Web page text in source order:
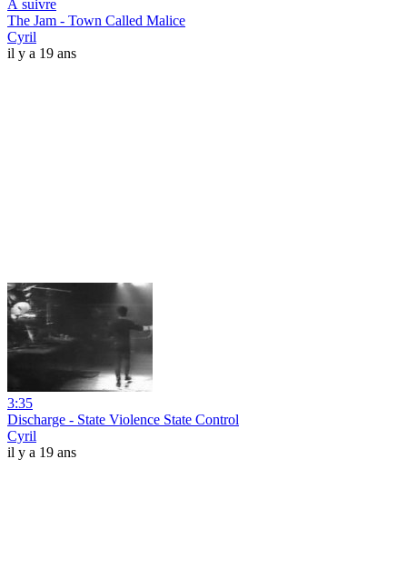
À suivre
The Jam - Town Called Malice
Cyril
il y a 19 ans
3:35
Discharge - State Violence State Control
Cyril
il y a 19 ans